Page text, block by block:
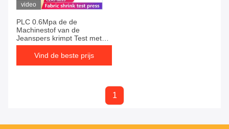
video
PLC 0.6Mpa de de
Machinestof van de
Jeanspers krimpt Test met
Luchtcompressor
Vind de beste prijs
1